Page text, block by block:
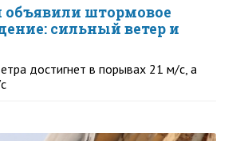
объявили штормовое
сильный ветер и
достигнет в порывах 21 м/с, а